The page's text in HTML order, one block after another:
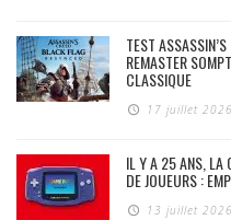
TEST
REMASTER
CLASSIQUE
17 juillet
IL Y A 25 ANS, LA
DE JOUEURS :
13 juillet